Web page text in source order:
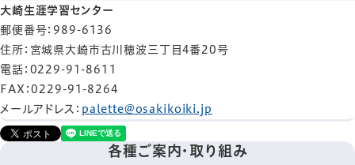
大崎生涯学習センター
郵便番号：989-6136
住所 ：宮城県大崎市古川穂波三丁目4番20号
電話 ：0229-91-8611
FAX ：0229-91-8264
メールアドレス ： palette@osakikoiki.jp
各種ご案内・取り組み